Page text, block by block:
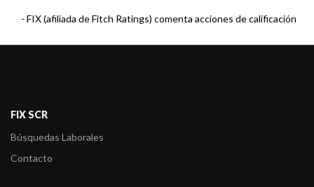
- FIX (afiliada de Fitch Ratings) comenta acciones de calificación
- FIX (afiliada de Fitch Ratings) comenta acciones de calificación
FIX (afiliada de Fitch) asigna la calificación al Fondo Pionero
FIX SCR
Búsquedas Laborales
Contacto